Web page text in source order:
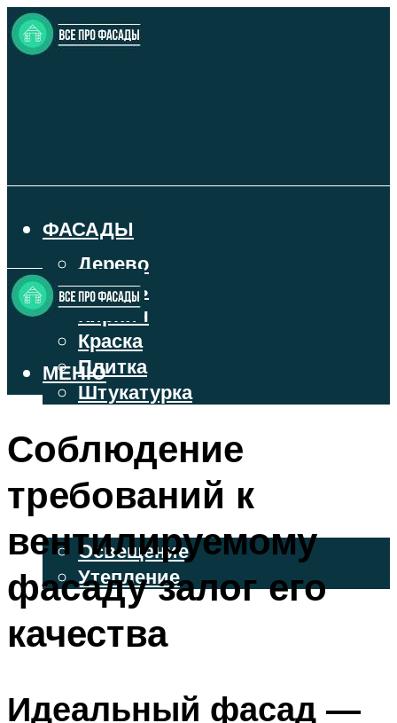
ФАСАДЫ
Дерево
Камень
Кирпич
Краска
Плитка
Штукатурка
ФАСАДНЫЙ САЙДИНГ
ОСВЕЩЕНИЕ И УТЕПЛЕНИЕ
Освещение
Утепление
ДЕКОР
МЕНЮ
Соблюдение
требований к
вентилируемому
фасаду залог его
качества
Идеальный фасад —